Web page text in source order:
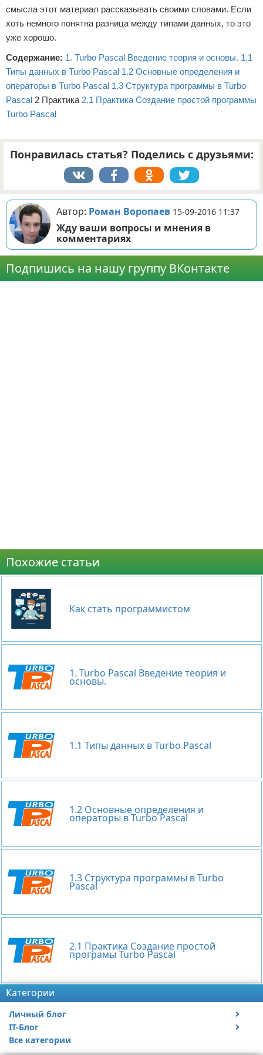
смысла этот материал рассказывать своими словами. Если
хоть немного понятна разница между типами данных, то это
уже хорошо.
Содержание: 1. Turbo Pascal Введение теория и основы. 1.1
Типы данных в Turbo Pascal 1.2 Основные определения и
операторы в Turbo Pascal 1.3 Структура программы в Turbo
Pascal 2 Практика 2.1 Практика Создание простой программы
Turbo Pascal
Понравилась статья? Поделись с друзьями:
Автор: Роман Воропаев 15-09-2016 11:37
Жду ваши вопросы и мнения в
комментариях
Подпишись на нашу группу ВКонтакте
Похожие статьи
Как стать программистом
1. Turbo Pascal Введение теория и
основы.
1.1 Типы данных в Turbo Pascal
1.2 Основные определения и
операторы в Turbo Pascal
1.3 Структура программы в Turbo
Pascal
2.1 Практика Создание простой
програмы Turbo Pascal
Категории
Личный блог
Путешествия и отдых
Автомобили
IT-Блог
Сайтостроение
Все категории